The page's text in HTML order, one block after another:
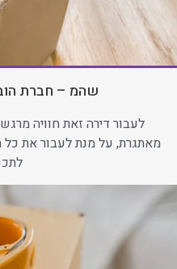
שהמ – חברת
לעבור דירה זאת חוויה
מאתגרת, על מנת לעבור את כל